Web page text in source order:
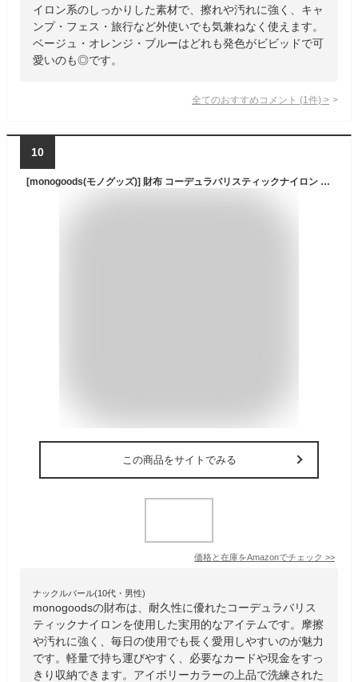
イロン系のしっかりした素材で、擦れや汚れに強く、キャ
ンプ・フェス・旅行など外使いでも気兼ねなく使えます。
ベージュ・オレンジ・ブルーはどれも発色がビビッドで可
愛いのも◎です。
全てのおすすめコメント (1 件) >
10
[monogoods(モノグッズ)] 財布 コーデュラバリスティックナイロン 1680D ネイビー×アイボリー
この商品をサイトでみる
価格と在庫をAmazonでチェック >>
ナックルバール(10代・男性)
monogoodsの財布は、耐久性に優れたコーデュラバリス
ティックナイロンを使用した実用的なアイテムです。摩擦
や汚れに強く、毎日の使用でも長く愛用しやすいのが魅力
です。軽量で持ち運びやすく、必要なカードや現金をすっ
きり収納できます。アイボリーカラーの上品で洗練された